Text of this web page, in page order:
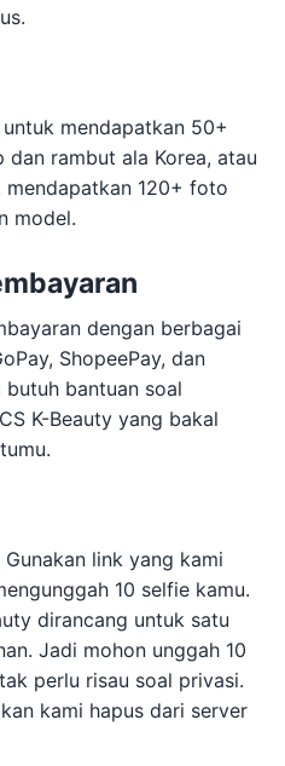
mendapatkan 50+
rambut ala Korea, atau
120+ foto
model.
dengan berbagai
ShopeePay, dan
bantuan soal
K-Beauty yang bakal
link yang kami
10 selfie kamu.
dirancang untuk satu
Jadi mohon unggah 10
perlu risau soal privasi.
kami hapus dari server